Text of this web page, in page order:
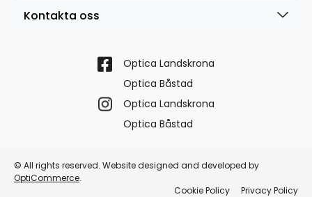
Kontakta oss
Optica Landskrona
Optica Båstad
Optica Landskrona
Optica Båstad
© All rights reserved. Website designed and developed by
OptiCommerce.
Cookie Policy
Privacy Policy